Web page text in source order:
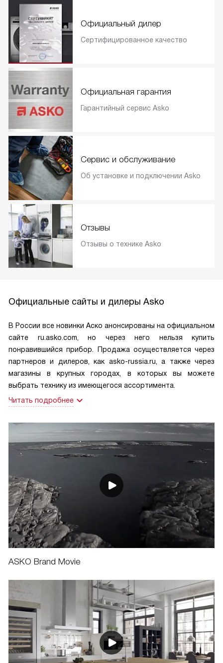
Официальный дилер
Сертифицированное качество
Официальная гарантия
Гарантийный сервис Asko
Сервис и обслуживание
Об установке и подключении Asko
Отзывы
Отзывы о технике Asko
Официальные сайты и дилеры Asko
В России все новинки Аско анонсированы на официальном
сайте ru.asko.com, но через него нельзя купить
понравившийся прибор. Продажа осуществляется через
партнеров и дилеров, как asko-russia.ru, а также через
магазины в крупных городах, в которых вы можете
выбрать технику из имеющегося ассортимента.
Читать подробнее
ASKO Brand Movie